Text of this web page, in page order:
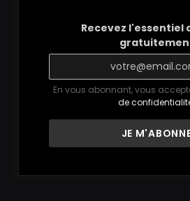
Recevez l'essentiel
En vous abonnant, vous
de